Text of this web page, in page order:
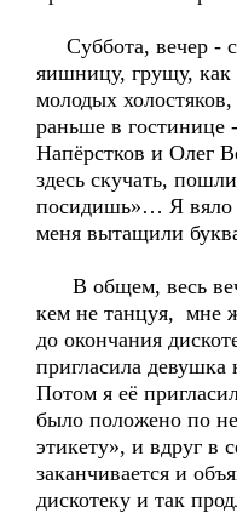
Суббота, вечер -
яишницу, грущу, как
молодых
раньше в гостинице
Напёрстков и Олег
здесь скучать,
посидишь»… Я вяло
меня вытащили
В общем, весь
кем не танцуя, мне
до окончания
пригласила девушка
Потом я её
было положено по
этикету», и вдруг в
заканчивается и
дискотеку и так